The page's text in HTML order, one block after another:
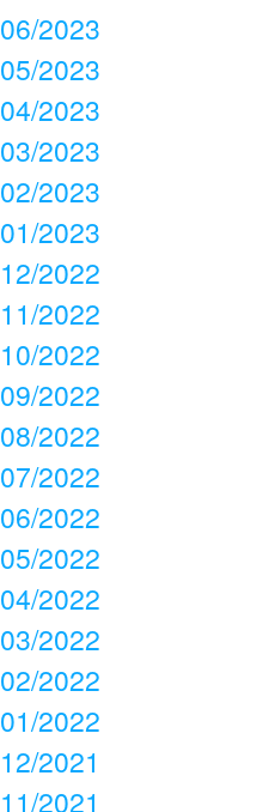
06/2023
05/2023
04/2023
03/2023
02/2023
01/2023
12/2022
11/2022
10/2022
09/2022
08/2022
07/2022
06/2022
05/2022
04/2022
03/2022
02/2022
01/2022
12/2021
11/2021